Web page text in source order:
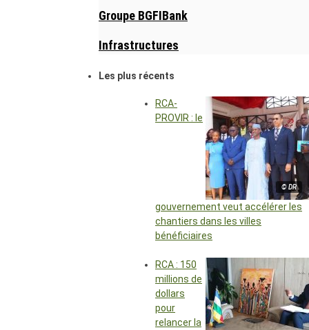
Groupe BGFIBank
Infrastructures
Les plus récents
© DR
RCA-
PROVIR : le
gouvernement veut accélérer les
chantiers dans les villes
bénéficiaires
RCA : 150
millions de
dollars
pour
relancer la